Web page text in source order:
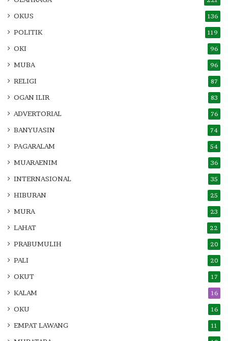
OKUS 136
POLITIK 119
OKI 96
MUBA 96
RELIGI 87
OGAN ILIR 83
ADVERTORIAL 76
BANYUASIN 74
PAGARALAM 54
MUARAENIM 36
INTERNASIONAL 35
HIBURAN 25
MURA 23
LAHAT 22
PRABUMULIH 20
PALI 20
OKUT 17
KALAM 16
OKU 16
EMPAT LAWANG 11